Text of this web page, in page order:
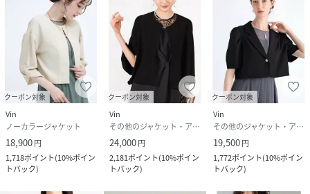
クーポン対象
Vin
ノーカラージャケット
18,900円
1,718ポイント(10%ポイン
トバック)
クーポン対象
Vin
その他のジャケット・アウター
24,000円
2,181ポイント(10%ポイン
トバック)
クーポン対象
Vin
その他のジャケット・アウター
19,500円
1,772ポイント(10%ポイン
トバック)